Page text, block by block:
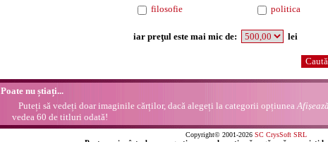
filosofie
politica
iar preţul este mai mic de: lei
Poate nu știați...
Puteți să vedeți doar imaginile cărților, dacă alegeți la categorii opțiunea
vedea 60 de titluri odată!
Copyright© 2001-2026 SC CrysSoft SRL